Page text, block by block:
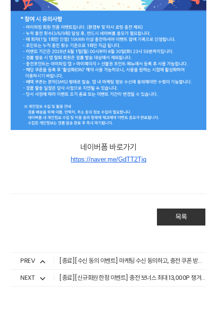
네이버폼 바로가기
https://naver.me/GdTT2Tjq
목록
PREV
[종료][수신 동의 이벤트] 마케팅 수신 동의하고, 충전 쿠폰 받자! (26.6.1.~6.30.)
NEXT
[종료][신규회원 한정 이벤트] 충전 보너스 최대 13,000P 챙겨가자! (26.6.1.~6.30.)